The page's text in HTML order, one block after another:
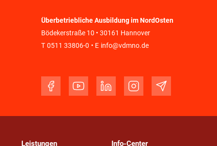
Überbetriebliche Ausbildung im NordOsten
Bödekerstraße 10 • 30161 Hannover
T 0511 33806-0 • E info@vdmno.de
Leistungen Info-Center